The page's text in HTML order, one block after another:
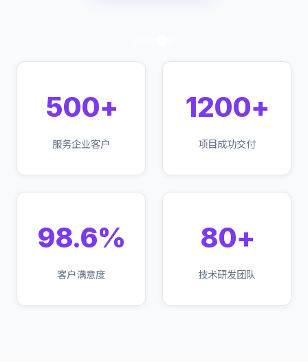
500+
服务企业客户
1200+
项目成功交付
98.6%
客户满意度
80+
技术研发团队